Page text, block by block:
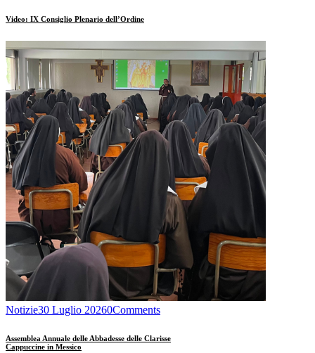
Video: IX Consiglio Plenario dell’Ordine
Notizie30 Luglio 20260Comments
Assemblea Annuale delle Abbadesse delle Clarisse
Cappuccine in Messico